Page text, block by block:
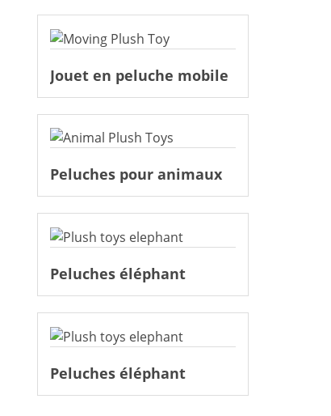
Jouet en peluche mobile
Peluches pour animaux
Peluches éléphant
Peluches éléphant